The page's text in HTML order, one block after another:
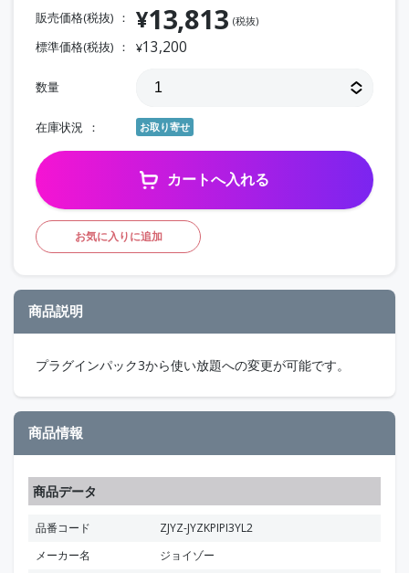
販売価格(税抜) ¥13,813 (税抜)
標準価格(税抜) ¥13,200
数量
在庫状況 お取り寄せ
カートへ入れる
お気に入りに追加
商品説明
プラグインパック3から使い放題への変更が可能です。
商品情報
商品データ
品番コード
ZJYZ-JYZKPIPI3YL2
メーカー名
ジョイゾー